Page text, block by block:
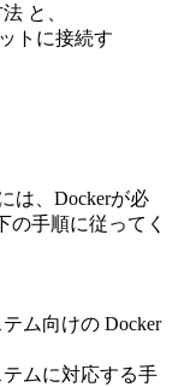
と、
トに接続す
は、Dockerが必
の手順に従ってく
ム向けの Docker
ムに対応する手